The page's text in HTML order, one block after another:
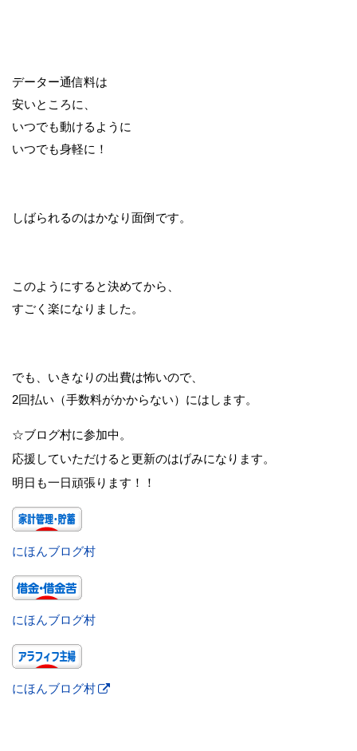
データー通信料は
安いところに、
いつでも動けるように
いつでも身軽に！
しばられるのはかなり面倒です。
このようにすると決めてから、
すごく楽になりました。
でも、いきなりの出費は怖いので、
2回払い（手数料がかからない）にはします。
☆ブログ村に参加中。
応援していただけると更新のはげみになります。
明日も一日頑張ります！！
にほんブログ村
にほんブログ村
にほんブログ村